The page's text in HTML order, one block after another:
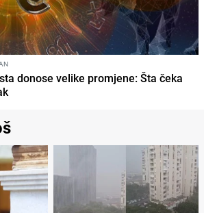
donose velike promjene: Šta čeka